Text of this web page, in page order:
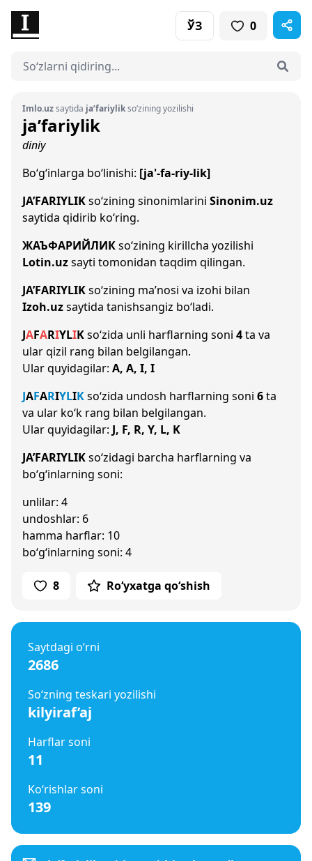
ЎЗ 0
Imlo.uzsaytida ja’fariylikso‘zining yozilishi
ja’fariylik
diniy
Bo‘g‘inlarga bo‘linishi: [ja'-fa-riy-lik]
JA’FARIYLIKso‘zining sinonimlarini Sinonim.uz
saytida qidirib ko‘ring.
ЖАЪФАРИЙЛИКso‘zining kirillcha yozilishi
Lotin.uzsayti tomonidan taqdim qilingan.
JA’FARIYLIKso‘zining ma’nosi va izohi bilan
Izoh.uzsaytida tanishsangiz bo‘ladi.
JAFARIYLIKso‘zida unli harflarning soni 4ta va
ular qizil rang bilan belgilangan.
Ular quyidagilar: A, A, I, I
JAFARIYLIKso‘zida undosh harflarning soni 6ta
va ular ko‘k rang bilan belgilangan.
Ular quyidagilar: J, F, R, Y, L, K
JA’FARIYLIKso‘zidagi barcha harflarning va
bo‘g‘inlarning soni:
unlilar: 4
undoshlar: 6
hamma harflar: 10
bo‘g‘inlarning soni: 4
8 Ro‘yxatga qo‘shish
Saytdagi o‘rni
2686
So‘zning teskari yozilishi
kilyiraf’aj
Harflar soni
11
Ko‘rishlar soni
139